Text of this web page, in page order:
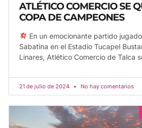
ATLÉTICO COMERCIO SE
COPA DE CAMPEONES
En un emocionante partido
Sabatina en el Estadio Tucapel
Linares, Atlético Comercio de Talca
21 de julio de 2024 No hay comentarios